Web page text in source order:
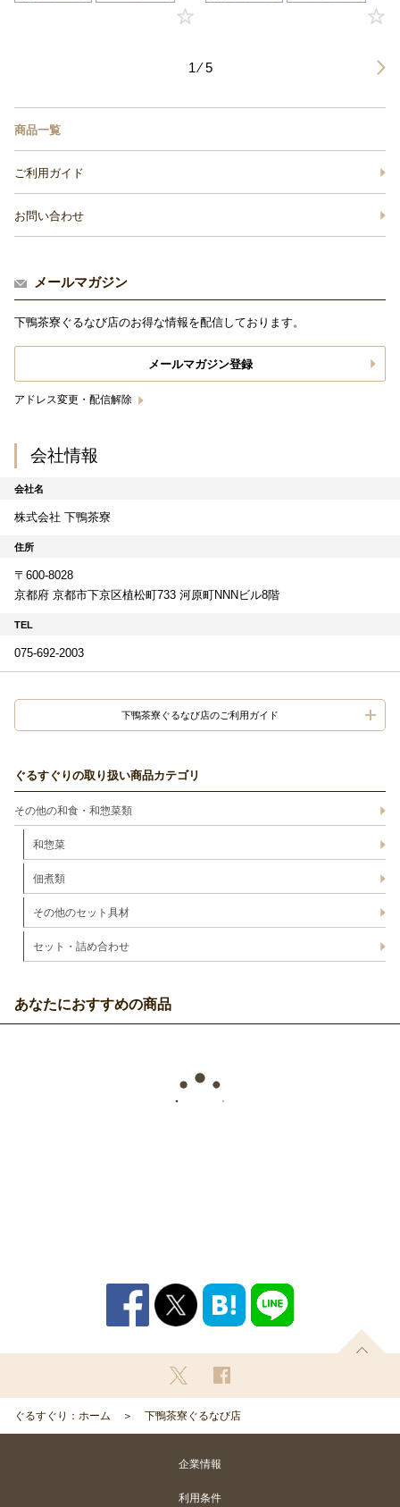
1 ⁄ 5
商品一覧
ご利用ガイド
お問い合わせ
メールマガジン
下鴨茶寮ぐるなび店のお得な情報を配信しております。
メールマガジン登録
アドレス変更・配信解除
会社情報
会社名
株式会社 下鴨茶寮
住所
〒600-8028
京都府 京都市下京区植松町733 河原町NNNビル8階
TEL
075-692-2003
下鴨茶寮ぐるなび店のご利用ガイド
ぐるすぐりの取り扱い商品カテゴリ
その他の和食・和惣菜類
和惣菜
佃煮類
その他のセット具材
セット・詰め合わせ
あなたにおすすめの商品
ぐるすぐり：ホーム 下鴨茶寮ぐるなび店
企業情報
利用条件